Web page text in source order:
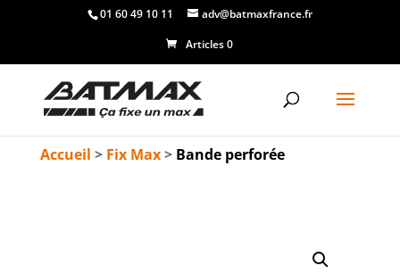
01 60 49 10 11
adv@batmaxfrance.fr
Articles 0
Accueil > Fix Max> Bande perforée